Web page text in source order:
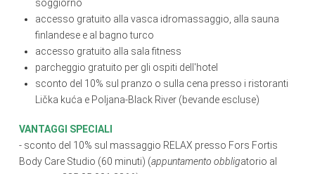
soggiorno
accesso gratuito alla vasca idromassaggio, alla sauna
finlandese e al bagno turco
accesso gratuito alla sala fitness
parcheggio gratuito per gli ospiti dell'hotel
sconto del 10% sul pranzo o sulla cena presso i ristoranti
Lička kuća e Poljana-Black River (bevande escluse)
VANTAGGI SPECIALI
- sconto del 10% sul massaggio RELAX presso Fors Fortis
Body Care Studio (60 minuti) (appuntamento obbligatorio al